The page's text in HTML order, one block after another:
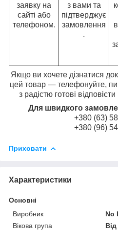
заявку на
сайті або
телефоном.
з вами та
підтверджує
замовлення
.
Якщо ви хочете дізнатися
цей товар — телефонуйте,
з радістю готові
Для швидкого
+380 (63)
+380 (96)
Приховати
Характеристики
Основні
Виробник
No
Вікова група